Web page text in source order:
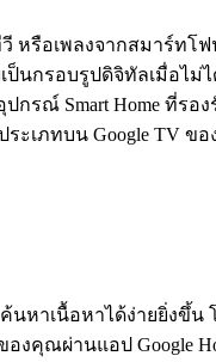
หรือเพลงจากสมาร์ทโ
ป็นกรอบรูปดิจิทัลเมื่อไม่
กรณ์ Smart Home ที่รอง
ระเภทบน Google TV
หาเนื้อหาได้ง่ายยิ่งขึ้น
องคุณผ่านแอป Google